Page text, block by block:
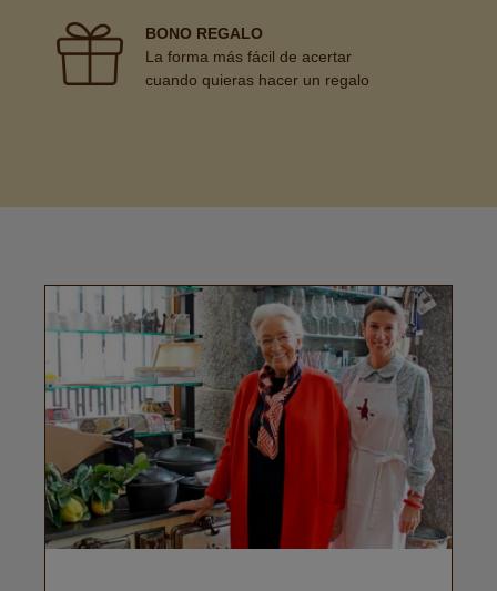
BONO REGALO
La forma más fácil de acertar
cuando quieras hacer un regalo